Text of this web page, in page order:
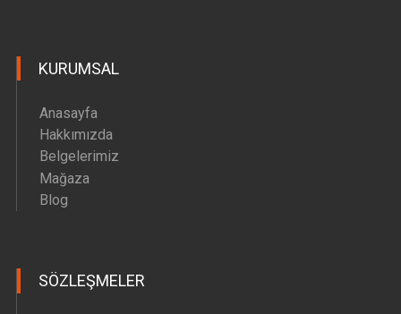
KURUMSAL
Anasayfa
Hakkımızda
Belgelerimiz
Mağaza
Blog
SÖZLEŞMELER